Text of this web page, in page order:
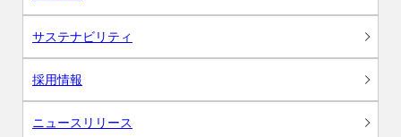
サステナビリティ
採用情報
ニュースリリース